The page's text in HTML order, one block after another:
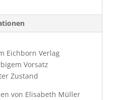
Eichborn Verlag
Vorsatz
Zustand
von Elisabeth Müller